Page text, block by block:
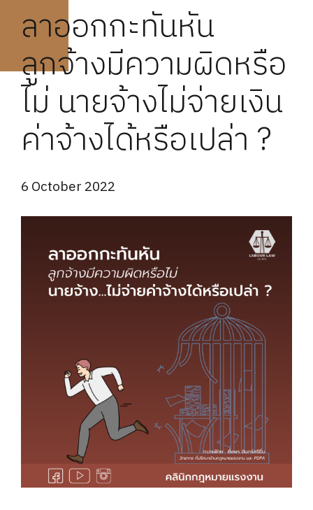
ลาออกกะทันหัน
ลูกจ้างมีความผิดหรือ
ไม่ นายจ้างไม่จ่ายเงิน
ค่าจ้างได้หรือเปล่า ?
6 October 2022